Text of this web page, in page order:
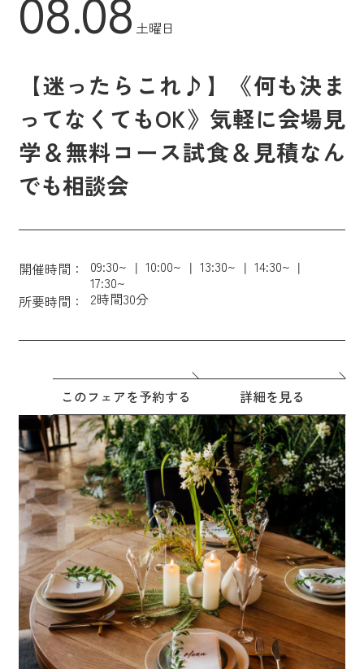
08.08 土曜日
【迷ったらこれ♪】《何も決ま
ってなくてもOK》気軽に会場見
学＆無料コース試食＆見積なん
でも相談会
開催時間： 09:30~ 10:00~ 13:30~
14:30~
17:30~
所要時間：
2時間30分
このフェアを予約する 詳細を見る